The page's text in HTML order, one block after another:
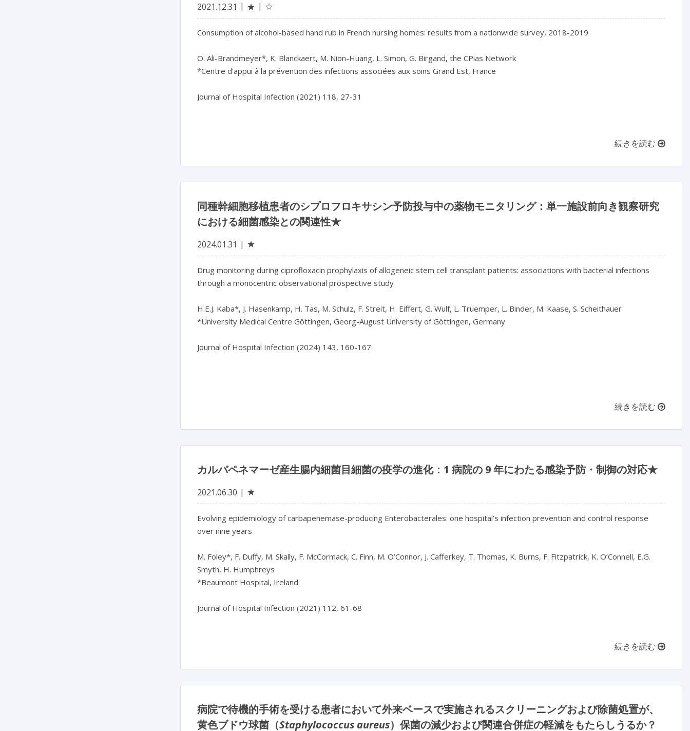
2021.12.31 ★ ☆
Consumption of alcohol-based hand rub in French nursing homes: results from a nationwide survey, 2018-2019
O. Ali-Brandmeyer*, K. Blanckaert, M. Nion-Huang, L. Simon, G. Birgand, the CPias Network
*Centre d’appui à la prévention des infections associées aux soins Grand Est, France
Journal of Hospital Infection (2021) 118, 27-31
続きを読む
同種幹細胞移植患者のシプロフロキサシン予防投与中の薬物モニタリング：単一施設前向き観察研究
における細菌感染との関連性★
2024.01.31 ★
Drug monitoring during ciprofloxacin prophylaxis of allogeneic stem cell transplant patients: associations with bacterial infections
through a monocentric observational prospective study
H.E.J. Kaba*, J. Hasenkamp, H. Tas, M. Schulz, F. Streit, H. Eiffert, G. Wulf, L. Truemper, L. Binder, M. Kaase, S. Scheithauer
*University Medical Centre Göttingen, Georg-August University of Göttingen, Germany
Journal of Hospital Infection (2024) 143, 160-167
続きを読む
カルバペネマーゼ産生腸内細菌目細菌の疫学の進化：1 病院の 9 年にわたる感染予防・制御の対応★
2021.06.30 ★
Evolving epidemiology of carbapenemase-producing Enterobacterales: one hospital’s infection prevention and control response
over nine years
M. Foley*, F. Duffy, M. Skally, F. McCormack, C. Finn, M. O’Connor, J. Cafferkey, T. Thomas, K. Burns, F. Fitzpatrick, K. O’Connell, E.G.
Smyth, H. Humphreys
*Beaumont Hospital, Ireland
Journal of Hospital Infection (2021) 112, 61-68
続きを読む
病院で待機的手術を受ける患者において外来ベースで実施されるスクリーニングおよび除菌処置が、
黄色ブドウ球菌（Staphylococcus aureus）保菌の減少および関連合併症の軽減をもたらしうるか？